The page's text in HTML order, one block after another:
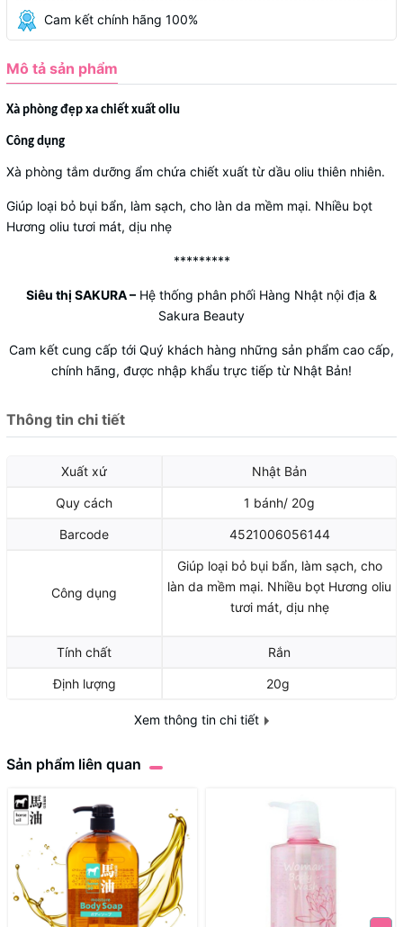
Cam kết chính hãng 100%
Mô tả sản phẩm
Xà phòng đẹp xa chiết xuất oliu
Công dụng
Xà phòng tắm dưỡng ẩm chứa chiết xuất từ dầu oliu thiên nhiên.
Giúp loại bỏ bụi bẩn, làm sạch, cho làn da mềm mại. Nhiều bọt
Hương oliu tươi mát, dịu nhẹ
*********
Siêu thị SAKURA– Hệ thống phân phối Hàng Nhật nội địa &
Sakura Beauty
Cam kết cung cấp tới Quý khách hàng những sản phẩm cao cấp,
chính hãng, được nhập khẩu trực tiếp từ Nhật Bản!
Thông tin chi tiết
Xuất xứ Nhật Bản
Quy cách 1 bánh/ 20g
Barcode 4521006056144
Công dụng
Giúp loại bỏ bụi bẩn, làm sạch, cho
làn da mềm mại. Nhiều bọt Hương oliu
tươi mát, dịu nhẹ
Tính chất Rắn
Định lượng 20g
Xem thông tin chi tiết
Sản phẩm liên quan